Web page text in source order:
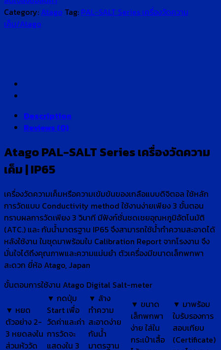
Category: Atago Tag: PAL-SALT Series เครื่องวัดความ
เค็ม/Atago
Description
Reviews (0)
Atago PAL-SALT Series เครื่องวัดความ
เค็ม | IP65
เครื่องวัดความเค็มหรือความเข้มข้นของเกลือแบบดิจิตอล ใช้หลัก
การวัดแบบ Conductivity method ใช้งานง่ายเพียง 3 ขั้นตอน
ทราบผลการวัดเพียง 3 วินาที มีฟังก์ชั่นชดเชยอุณหภูมิอัตโนมัติ
(ATC.) และ กันน้ำมาตรฐาน IP65 จึงสามารถใช้น้ำทำความสะอาดได้
หลังใช้งาน ในชุดมาพร้อมใบ Calibration Report จากโรงงาน จึง
มั่นใจได้ถึงคุณภาพและความแม่นยำ ตัวเครื่องมีขนาดเล็กพกพา
สะดวก ยี่ห้อ Atago, Japan
ขั้นตอนการใช้งาน Atago Digital Salt-meter
▼ หยด
ตัวอย่าง 2-
3 หยดลงใน
ส่วนหัววัด
▼ กดปุ่ม
Start เพื่อ
วัดค่าและค่า
การวัดจะ
แสดงใน 3
▼ ล้าง
ทำความ
สะอาดง่าย
กันน้ำ
มาตรฐาน
▼ ขนาด
เล็กพกพา
ง่าย ใส่ใน
กระเป๋าเสื้อ
▼ มาพร้อม
ใบรับรองการ
สอบเทียบ
(Certificate)